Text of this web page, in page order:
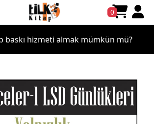
0
baskı hizmeti almak mümkün mü?